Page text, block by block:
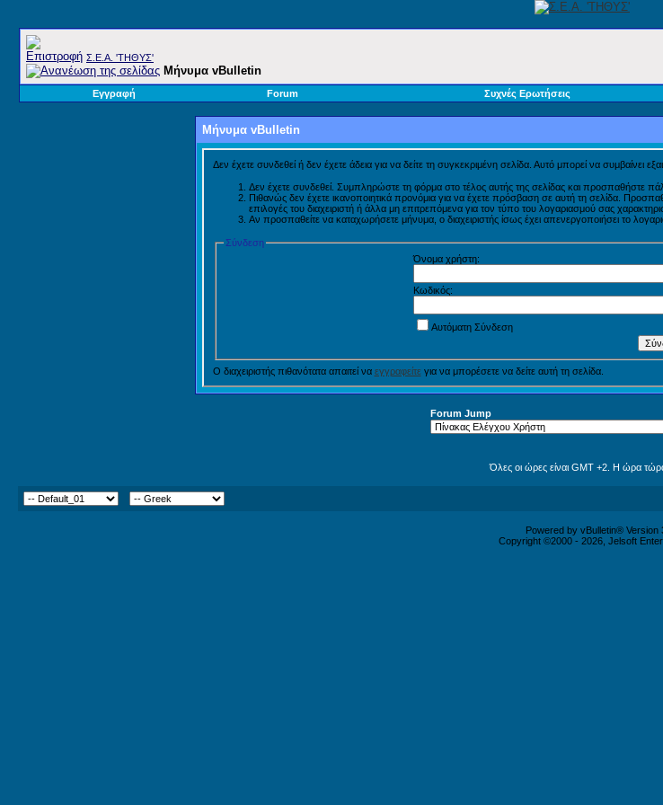
Σ.E.A. 'ΤΗΘΥΣ'
Μήνυμα vBulletin
Εγγραφή Forum Συχνές Ερωτήσεις
Μήνυμα vBulletin
Δεν έχετε συνδεθεί ή δεν έχετε άδεια για να δείτε τη συγκεκριμένη σελίδα. Αυτό μπορεί να συμβαίνει
Δεν έχετε συνδεθεί. Συμπληρώστε τη φόρμα στο τέλος αυτής της σελίδας και προσπαθήστε
Πιθανώς δεν έχετε ικανοποιητικά προνόμια για να έχετε πρόσβαση σε αυτή τη σελίδα.
επιλογές του διαχειριστή ή άλλα μη επιτρεπόμενα για τον τύπο του λογαριασμού σας
Αν προσπαθείτε να καταχωρήσετε μήνυμα, ο διαχειριστής ίσως έχει απενεργοποιήσει το
Σύνδεση
Όνομα χρήστη:
Κωδικός:
Αυτόματη Σύνδεση
Ο διαχειριστής πιθανότατα απαιτεί να εγγραφείτεγια να μπορέσετε να δείτε αυτή τη σελίδα.
Forum Jump
Όλες οι ώρες είναι GMT +2. Η ώρα τώρα
Powered by vBulletin® Version
Copyright ©2000 - 2026, Jelsoft